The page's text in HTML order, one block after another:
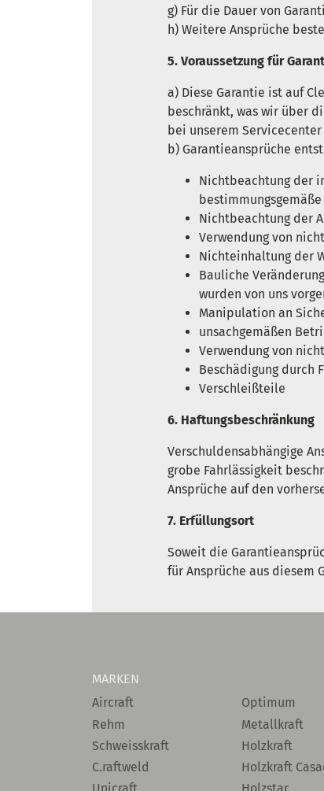
g) Für die Dauer von
h) Weitere Ansprüche
5. Voraussetzung für
a) Diese Garantie ist auf
beschränkt, was wir über
bei unserem
b) Garantieansprüche
Nichtbeachtung der
Nichtbeachtung der
Verwendung von
Nichteinhaltung der
Bauliche
wurden von uns
Manipulation an
unsachgemäßen
Verwendung von
Beschädigung durch
Verschleißteile
6. Haftungsbeschränkung
Verschuldensabhängige
grobe Fahrlässigkeit
Ansprüche auf den
7. Erfüllungsort
Soweit die
für Ansprüche aus diesem
MARKEN
Aircraft
Rehm
Schweisskraft
C.raftweld
Optimum
Metallkraft
Holzkraft
Holzkraft